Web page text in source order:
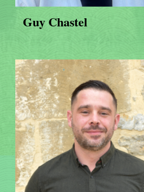
Guy Chastel